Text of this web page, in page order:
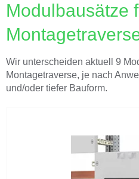
Modulbausätze
Wir unterscheiden aktuell 9
Montagetraverse, je nach
und/oder tiefer Bauform.